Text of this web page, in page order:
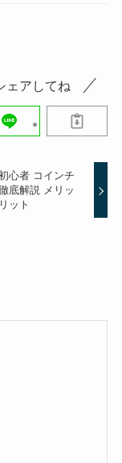
ェアしてね
心者 コインチ
底解説 メリッ
ット